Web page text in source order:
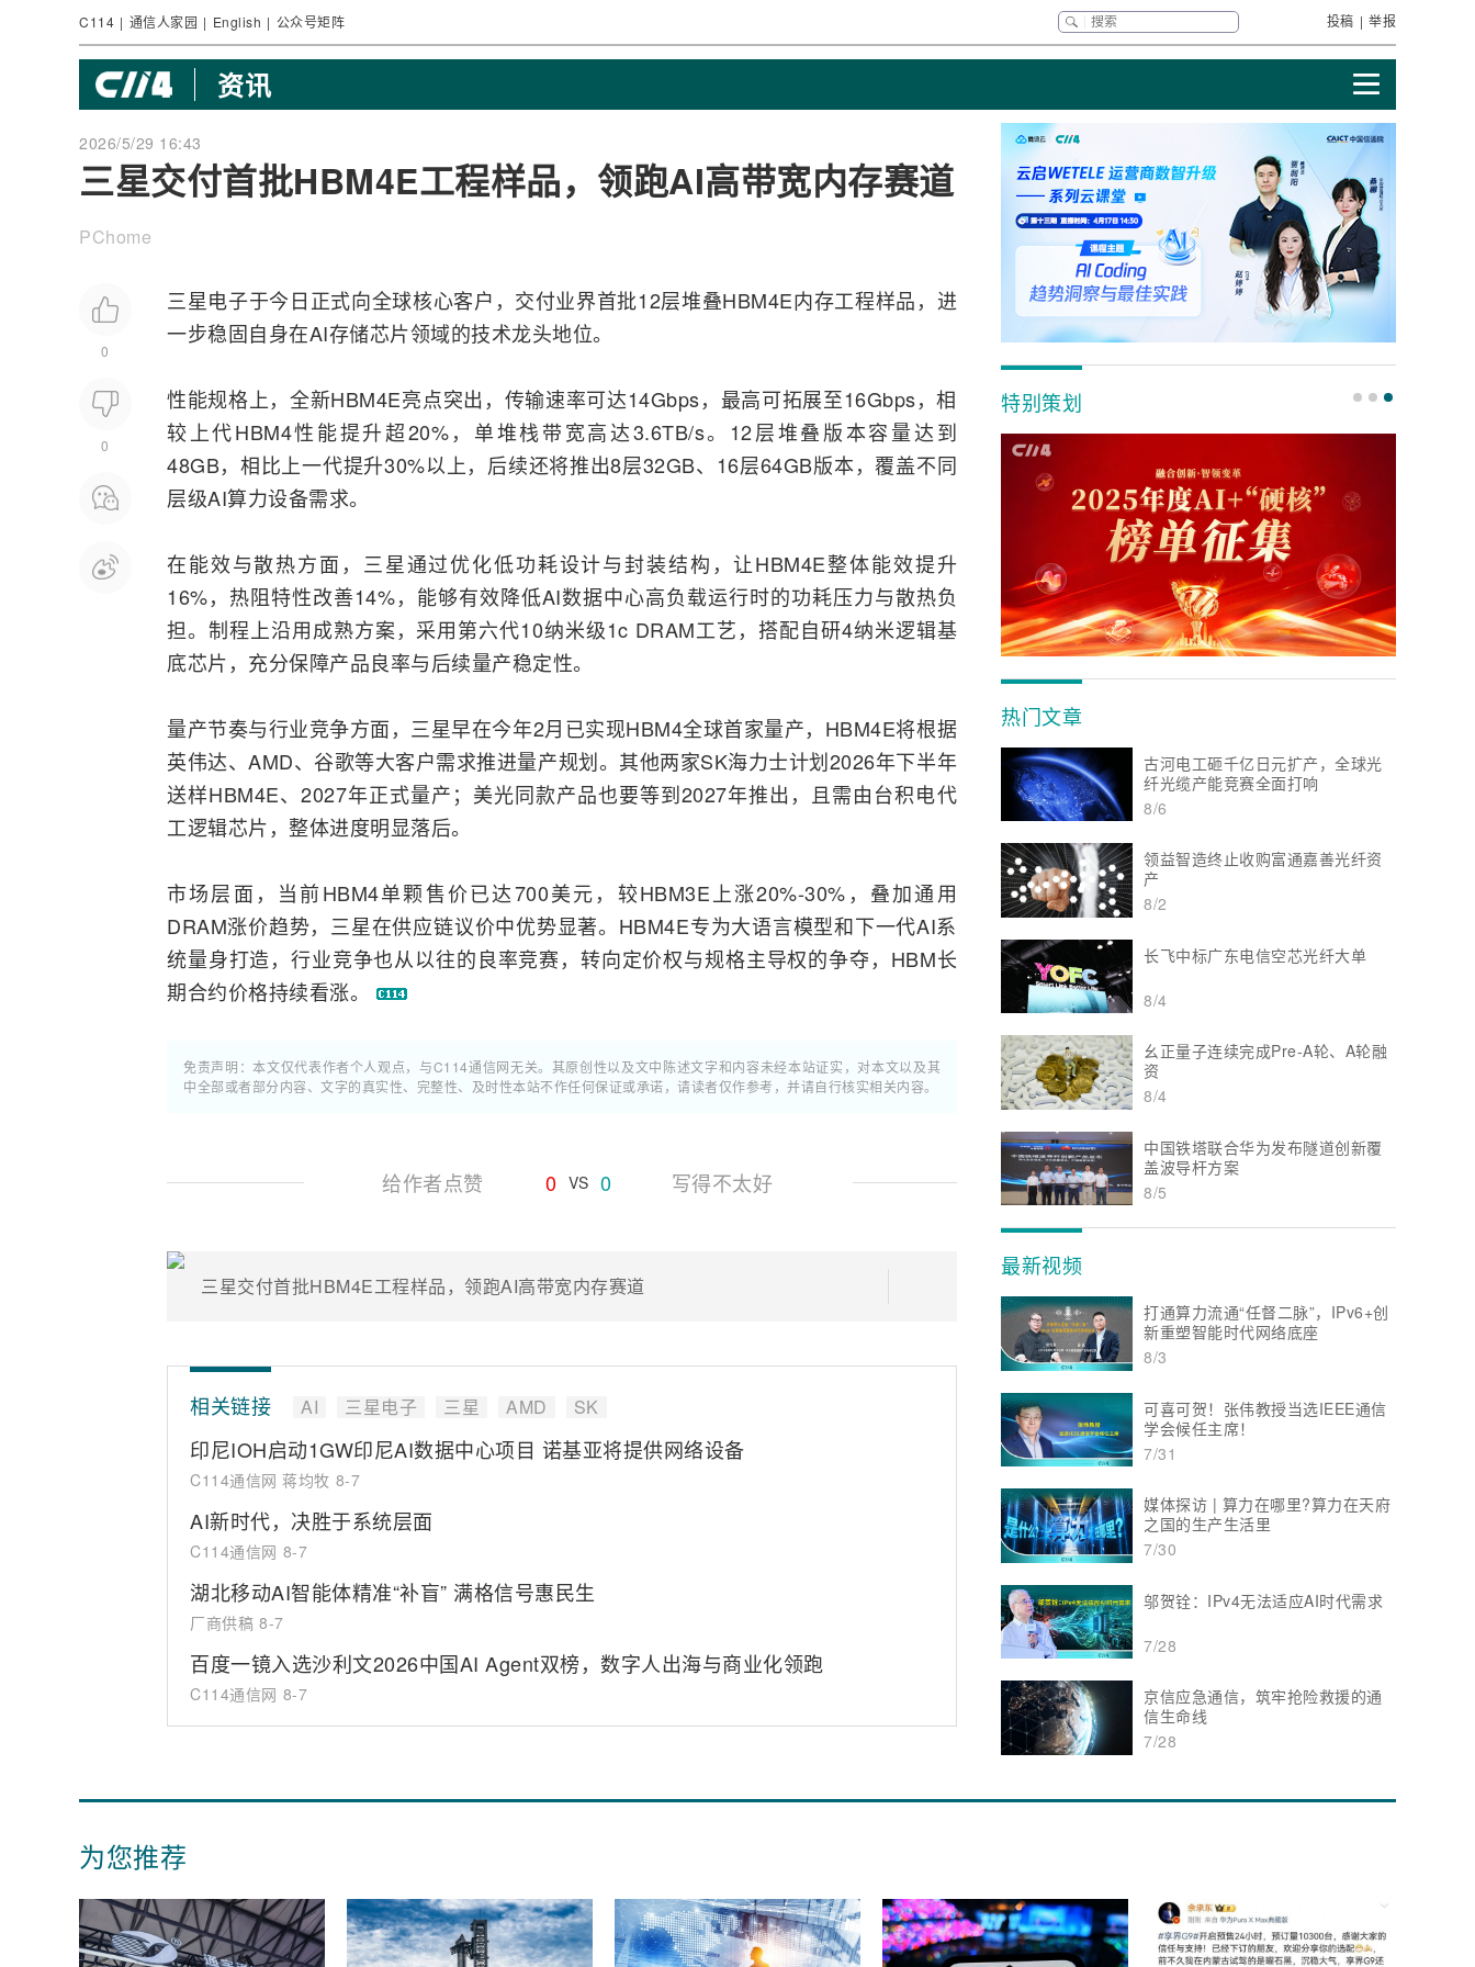
C114 | 通信人家园 | English | 公众号矩阵 投稿 | 举报
资讯
2026/5/29 16:43
三星交付首批HBM4E工程样品，领跑AI高带宽内存赛道
PChome
0
0
三星电子于今日正式向全球核心客户，交付业界首批12层堆叠HBM4E内存工程样品，进
一步稳固自身在AI存储芯片领域的技术龙头地位。
性能规格上，全新HBM4E亮点突出，传输速率可达14Gbps，最高可拓展至16Gbps，相
较上代HBM4性能提升超20%，单堆栈带宽高达3.6TB/s。12层堆叠版本容量达到
48GB，相比上一代提升30%以上，后续还将推出8层32GB、16层64GB版本，覆盖不同
层级AI算力设备需求。
在能效与散热方面， 三星通过优化低功耗设计与封装结构，让HBM4E整体能效提升
16%，热阻特性改善14%，能够有效降低AI数据中心高负载运行时的功耗压力与散热负
担。制程上沿用成熟方案，采用第六代10纳米级1c DRAM工艺，搭配自研4纳米逻辑基
底芯片，充分保障产品良率与后续量产稳定性。
量产节奏与行业竞争方面，三星早在今年2月已实现HBM4全球首家量产，HBM4E将根据
英伟达、AMD、谷歌等大客户需求推进量产规划。其他两家SK海力士计划2026年下半年
送样HBM4E、2027年正式量产；美光同款产品也要等到2027年推出，且需由台积电代
工逻辑芯片，整体进度明显落后。
市场层面，当前HBM4单颗售价已达700美元，较HBM3E上涨20%-30%，叠加通用
DRAM涨价趋势，三星在供应链议价中优势显著。HBM4E专为大语言模型和下一代AI系
统量身打造，行业竞争也从以往的良率竞赛，转向定价权与规格主导权的争夺，HBM长
期合约价格持续看涨。
免责声明：本文仅代表作者个人观点，与C114通信网无关。其原创性以及文中陈述文字和内容未经本站证实，对本文以及其
中全部或者部分内容、文字的真实性、完整性、及时性本站不作任何保证或承诺，请读者仅作参考，并请自行核实相关内容。
给作者点赞 0 VS 0 写得不太好
三星交付首批HBM4E工程样品，领跑AI高带宽内存赛道
相关链接 AI 三星电子 三星 AMD SK
印尼IOH启动1GW印尼AI数据中心项目 诺基亚将提供网络设备
C114通信网 蒋均牧 8-7
AI新时代，决胜于系统层面
C114通信网 8-7
湖北移动AI智能体精准“补盲” 满格信号惠民生
厂商供稿 8-7
百度一镜入选沙利文2026中国AI Agent双榜，数字人出海与商业化领跑
C114通信网 8-7
特别策划
热门文章
古河电工砸千亿日元扩产，全球光
纤光缆产能竞赛全面打响
8/6
领益智造终止收购富通嘉善光纤资
产
8/2
长飞中标广东电信空芯光纤大单
8/4
幺正量子连续完成Pre-A轮、A轮融
资
8/4
中国铁塔联合华为发布隧道创新覆
盖波导杆方案
8/5
最新视频
打通算力流通“任督二脉”，IPv6+创
新重塑智能时代网络底座
8/3
可喜可贺！张伟教授当选IEEE通信
学会候任主席！
7/31
媒体探访 | 算力在哪里?算力在天府
之国的生产生活里
7/30
邬贺铨：IPv4无法适应AI时代需求
7/28
京信应急通信，筑牢抢险救援的通
信生命线
7/28
为您推荐